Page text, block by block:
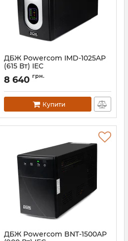
ДБЖ Powercom IMD-1025AP
(615 Вт) IEC
Артикул: 00210133
8 640 грн.
Купити
ДБЖ Powercom BNT-1500AP